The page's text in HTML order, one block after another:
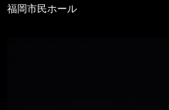
福岡市民ホール